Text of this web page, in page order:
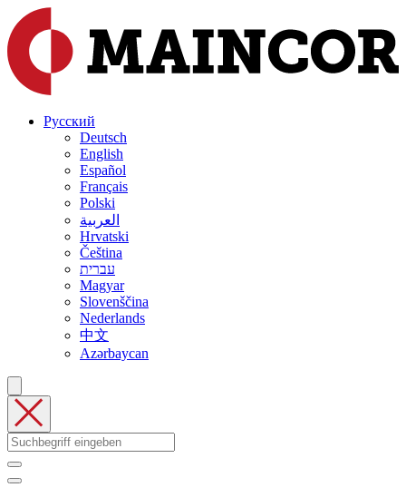
Русский
Deutsch
English
Español
Français
Polski
العربية
Hrvatski
Čeština
עברית
Magyar
Slovenščina
Nederlands
中文
Azərbaycan